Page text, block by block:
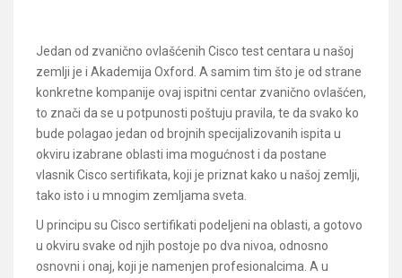
Jedan od zvanično ovlašćenih Cisco test centara u našoj
zemlji je i Akademija Oxford. A samim tim što je od strane
konkretne kompanije ovaj ispitni centar zvanično ovlašćen,
to znači da se u potpunosti poštuju pravila, te da svako ko
bude polagao jedan od brojnih specijalizovanih ispita u
okviru izabrane oblasti ima mogućnost i da postane
vlasnik Cisco sertifikata, koji je priznat kako u našoj zemlji,
tako isto i u mnogim zemljama sveta.
U principu su Cisco sertifikati podeljeni na oblasti, a gotovo
u okviru svake od njih postoje po dva nivoa, odnosno
osnovni i onaj, koji je namenjen profesionalcima. A u